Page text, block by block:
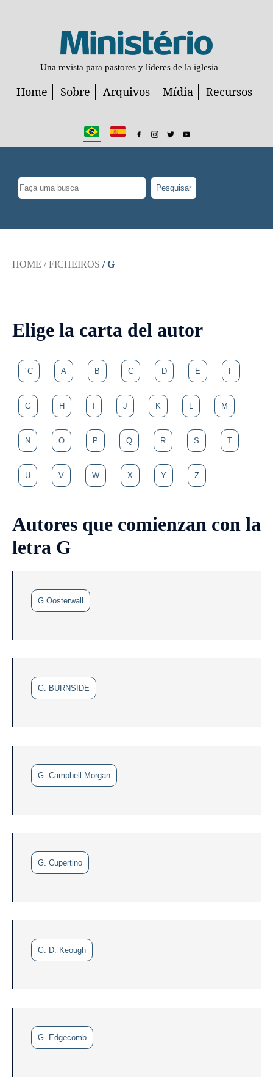
Una revista para pastores y líderes de la iglesia
Home Sobre Arquivos Mídia Recursos
Pesquisar
HOME / FICHEIROS / G
Elige la carta del autor
´C A B C D E F
G H I J K L M
N O P Q R S T
U V W X Y Z
Autores que comienzan con la
letra G
G Oosterwall
G. BURNSIDE
G. Campbell Morgan
G. Cupertino
G. D. Keough
G. Edgecomb